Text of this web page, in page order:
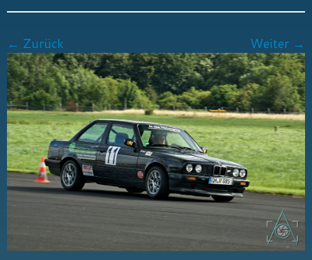
← Zurück Weiter →